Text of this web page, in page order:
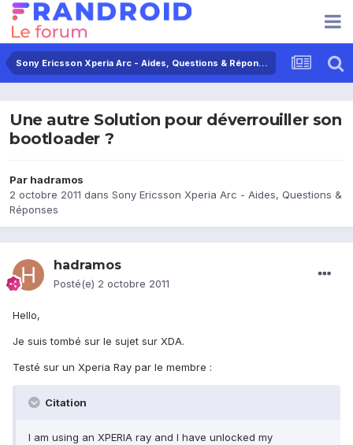
Sony Ericsson Xperia Arc - Aides, Questions & Réponses
Une autre Solution pour déverrouiller son
bootloader ?
Par hadramos
2 octobre 2011 dans Sony Ericsson Xperia Arc - Aides, Questions &
Réponses
hadramos
Posté(e) 2 octobre 2011
Hello,
Je suis tombé sur le sujet sur XDA.
Testé sur un Xperia Ray par le membre :
Citation
I am using an XPERIA ray and I have unlocked my